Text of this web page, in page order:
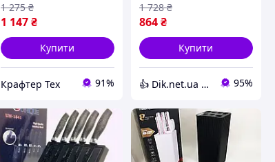
1 147 ₴
1 275 ₴
Купити
Крафтер Тех 91%
864₴
1 728 ₴
Купити
👍 Dik.net.ua - Інтернет магазин 95%